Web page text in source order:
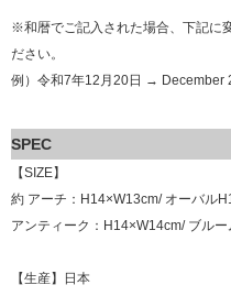
※和暦でご記入された場合、下記に
ださい。
例）令和7年12月20日 → December
SPEC
【SIZE】
約 アーチ：H14×W13cm/ オーバル
アンティーク：H14×W14cm/ ブル
【生産】日本